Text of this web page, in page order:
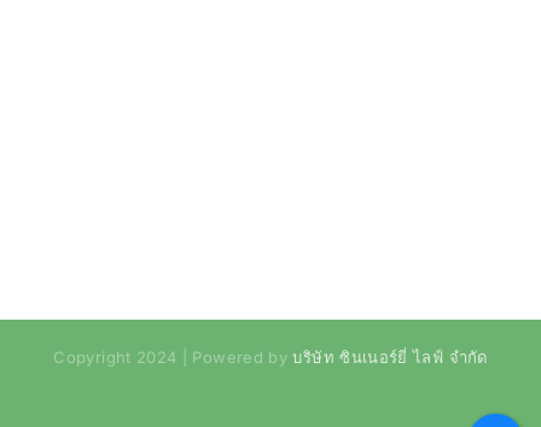
Copyright 2024 | Powered byบริษัท ซินเนอร์ยี่ ไลฟ์ จำกัด